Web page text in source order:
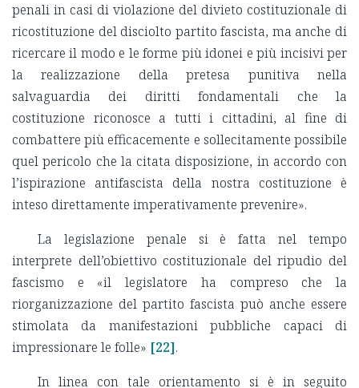
penali in casi di violazione del divieto costituzionale di
ricostituzione del disciolto partito fascista, ma anche di
ricercare il modo e le forme più idonei e più incisivi per
la realizzazione della pretesa punitiva nella
salvaguardia dei diritti fondamentali che la
costituzione riconosce a tutti i cittadini, al fine di
combattere più efficacemente e sollecitamente possibile
quel pericolo che la citata disposizione, in accordo con
l’ispirazione antifascista della nostra costituzione è
inteso direttamente imperativamente prevenire».
La legislazione penale si è fatta nel tempo
interprete dell’obiettivo costituzionale del ripudio del
fascismo e «il legislatore ha compreso che la
riorganizzazione del partito fascista può anche essere
stimolata da manifestazioni pubbliche capaci di
impressionare le folle» [22].
In linea con tale orientamento si è in seguito